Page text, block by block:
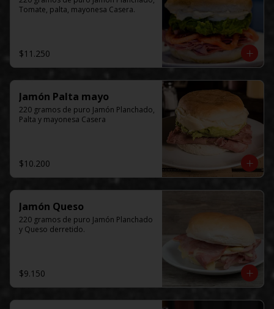
Tomate, palta, mayonesa Casera.
$11.250
Jamón Palta mayo
220 gramos de puro Jamón Planchado,
Palta y mayonesa Casera
$10.200
Jamón Queso
220 gramos de puro Jamón Planchado
y Queso derretido.
$9.150